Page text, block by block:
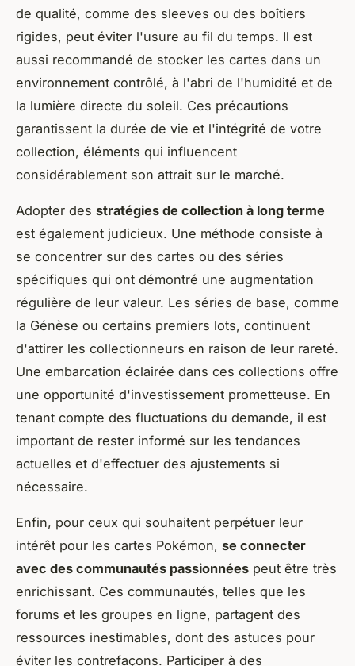
de qualité, comme des sleeves ou des boîtiers
rigides, peut éviter l'usure au fil du temps. Il est
aussi recommandé de stocker les cartes dans un
environnement contrôlé, à l'abri de l'humidité et de
la lumière directe du soleil. Ces précautions
garantissent la durée de vie et l'intégrité de votre
collection, éléments qui influencent
considérablement son attrait sur le marché.
Adopter des stratégies de collection à long terme
est également judicieux. Une méthode consiste à
se concentrer sur des cartes ou des séries
spécifiques qui ont démontré une augmentation
régulière de leur valeur. Les séries de base, comme
la Génèse ou certains premiers lots, continuent
d'attirer les collectionneurs en raison de leur rareté.
Une embarcation éclairée dans ces collections offre
une opportunité d'investissement prometteuse. En
tenant compte des fluctuations du demande, il est
important de rester informé sur les tendances
actuelles et d'effectuer des ajustements si
nécessaire.
Enfin, pour ceux qui souhaitent perpétuer leur
intérêt pour les cartes Pokémon, se connecter
avec des communautés passionnées peut être très
enrichissant. Ces communautés, telles que les
forums et les groupes en ligne, partagent des
ressources inestimables, dont des astuces pour
éviter les contrefaçons. Participer à des